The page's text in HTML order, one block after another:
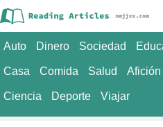
Auto Dinero Sociedad
Casa Comida Salud Afición
Ciencia Deporte Viajar